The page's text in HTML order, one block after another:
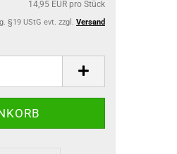
14,95 EUR pro Stück
§19 UStG evt. zzgl. Versand